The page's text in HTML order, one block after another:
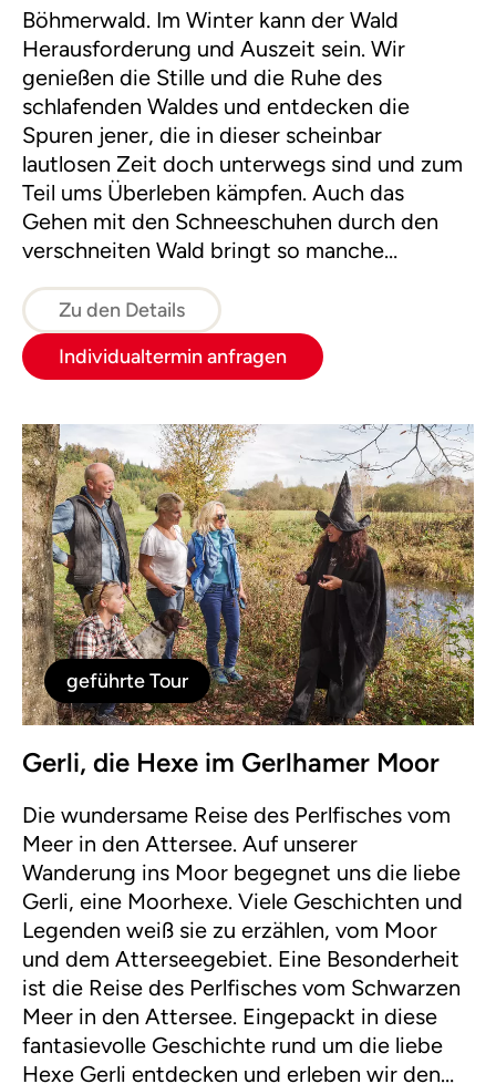
Böhmerwald. Im Winter kann der Wald
Herausforderung und Auszeit sein. Wir
genießen die Stille und die Ruhe des
schlafenden Waldes und entdecken die
Spuren jener, die in dieser scheinbar
lautlosen Zeit doch unterwegs sind und zum
Teil ums Überleben kämpfen. Auch das
Gehen mit den Schneeschuhen durch den
verschneiten Wald bringt so manche
entzünden wir ein Feuer im Schnee und
genießen die wohlige Wärme bei einer Tasse
Tee.
Zu den Details
Individualtermin anfragen
geführte Tour
Gerli, die Hexe im Gerlhamer Moor
Die wundersame Reise des Perlfisches vom
Meer in den Attersee. Auf unserer
Wanderung ins Moor begegnet uns die liebe
Gerli, eine Moorhexe. Viele Geschichten und
Legenden weiß sie zu erzählen, vom Moor
und dem Atterseegebiet. Eine Besonderheit
ist die Reise des Perlfisches vom Schwarzen
Meer in den Attersee. Eingepackt in diese
fantasievolle Geschichte rund um die liebe
Hexe Gerli entdecken und erleben wir den